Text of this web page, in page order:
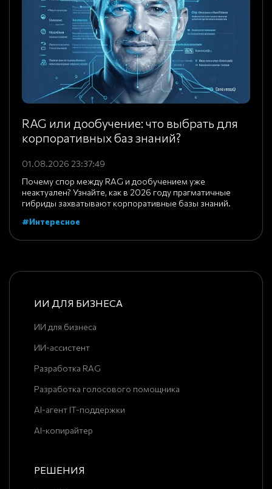
RAG или дообучение: что выбрать для
корпоративных баз знаний?
01.08.2026 23:37:49
Почему спор между RAG и дообучением уже
неактуален? Узнайте, как в 2026 году прагматичные
гибриды захватывают корпоративные базы знаний.
#Интересное
ИИ ДЛЯ БИЗНЕСА
ИИ для бизнеса
ИИ-ассистент
Разработка RAG
Разработка голосового помощника
AI-агент IT-поддержки
AI-копирайтер
РЕШЕНИЯ